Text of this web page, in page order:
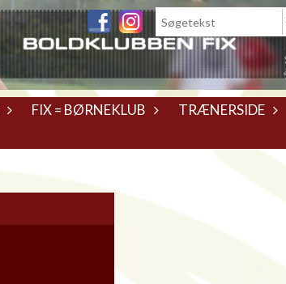
FIX = BØRNEKLUB TRÆNERSIDE